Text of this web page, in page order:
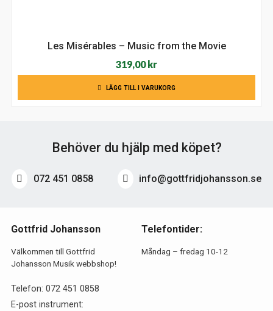
Les Misérables – Music from the Movie
319,00 kr
LÄGG TILL I VARUKORG
Behöver du hjälp med köpet?
072 451 0858 info@gottfridjohansson.se
Gottfrid Johansson
Välkommen till Gottfrid
Johansson Musik webbshop!
Telefon: 072 451 0858
E-post instrument:
Telefontider:
Måndag – fredag 10-12